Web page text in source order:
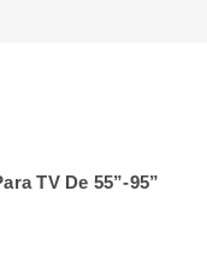
TV De 55”-95”